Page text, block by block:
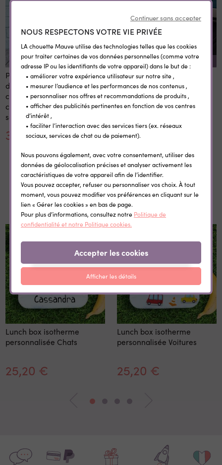
Panneau 1er et dernier jour
d'école personnalisé 20x28
cm en bois réutilisable avec
craie prénom rentrée
scolaire
30,00 €
REMISE SUR LA QUANTITÉ
Etiquettes vêtement
personnalisées
thermocollantes Little Wild
0,35 €
Dans la même catégorie
Lunch box isotherme
personnalisée Chats
25,20 €
Lunch box isotherme
personnalisée Voitures
25,20 €
Continuer sans accepter
NOUS RESPECTONS VOTRE VIE PRIVÉE
LA chouette Mauve utilise des technologies telles que les cookies
pour traiter certaines de vos données personnelles (comme votre
adresse IP ou les identifiants de votre appareil) dans le but de :
• améliorer votre expérience utilisateur sur notre site ,
• mesurer l’audience et les performances de nos contenus ,
• personnaliser nos offres et recommandations de produits ,
• afficher des publicités pertinentes en fonction de vos centres
d’intérêt ,
• faciliter l’interaction avec des services tiers (ex. réseaux
sociaux, services de chat ou de paiement).
Nous pouvons également, avec votre consentement, utiliser des
données de géolocalisation précises et analyser activement les
caractéristiques de votre appareil afin de l’identifier.
Vous pouvez accepter, refuser ou personnaliser vos choix. À tout
moment, vous pouvez modifier vos préférences en cliquant sur le
lien « Gérer les cookies » en bas de page.
Pour plus d’informations, consultez notre Politique de
confidentialité et notre Politique cookies.
Accepter les cookies
Afficher les détails